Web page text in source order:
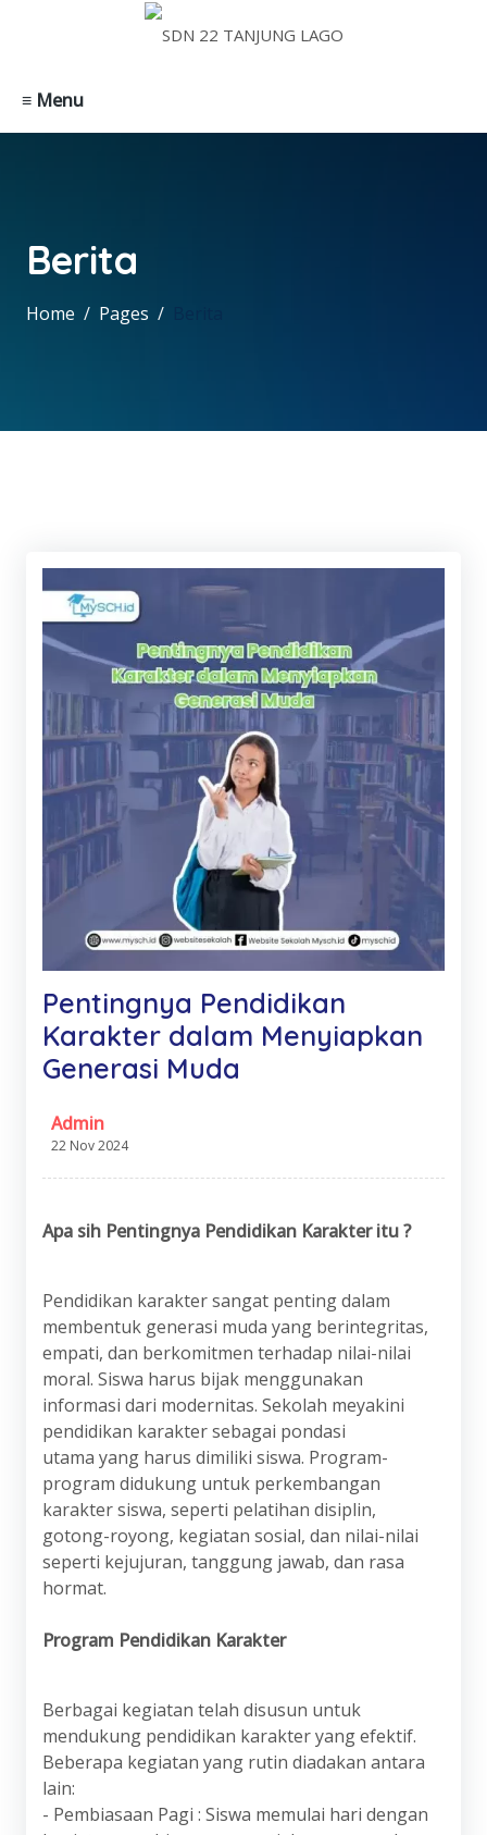
≡ Menu
Berita
Home Pages
Pentingnya Pendidikan
Karakter dalam Menyiapkan
Generasi Muda
Admin
22 Nov 2024
Apa sih Pentingnya Pendidikan Karakter itu ?
Pendidikan karakter sangat penting dalam
membentuk generasi muda yang berintegritas,
empati, dan berkomitmen terhadap nilai-nilai
moral. Siswa harus bijak menggunakan
informasi dari modernitas. Sekolah meyakini
pendidikan karakter sebagai pondasi
utama yang harus dimiliki siswa. Program-
program didukung untuk perkembangan
karakter siswa, seperti pelatihan disiplin,
gotong-royong, kegiatan sosial, dan nilai-nilai
seperti kejujuran, tanggung jawab, dan rasa
hormat.
Program Pendidikan Karakter
Berbagai kegiatan telah disusun untuk
mendukung pendidikan karakter yang efektif.
Beberapa kegiatan yang rutin diadakan antara
lain:
- Pembiasaan Pagi : Siswa memulai hari dengan